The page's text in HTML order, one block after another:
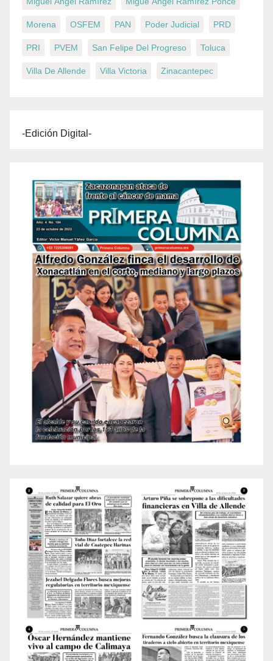
Morena OSFEM PAN Poder Judicial PRD
PRI PVEM San Felipe Del Progreso Toluca
Villa De Allende Villa Victoria Zinacantepec
-Edición Digital-